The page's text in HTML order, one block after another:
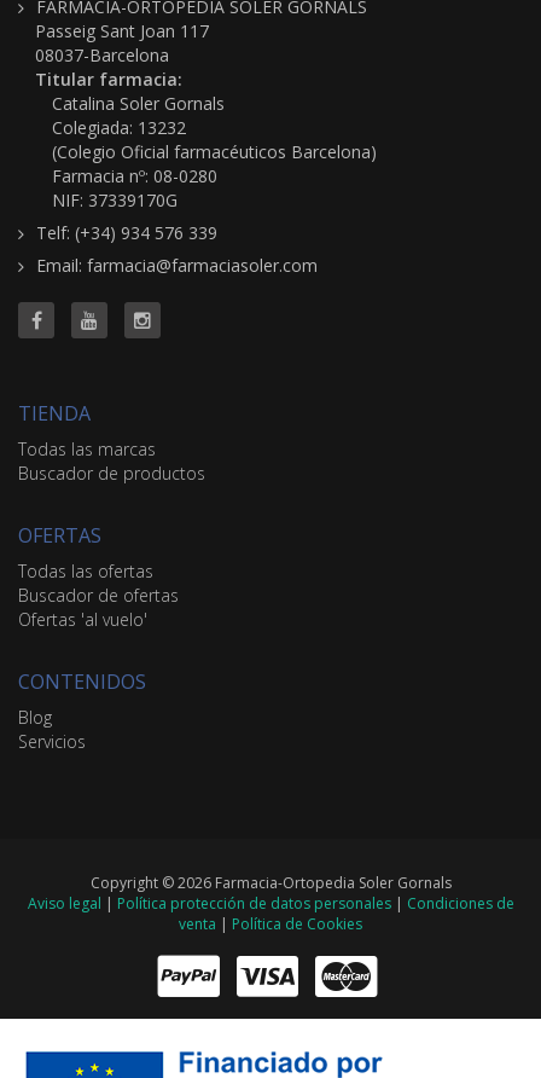
FARMACIA-ORTOPEDIA SOLER GORNALS
Passeig Sant Joan 117
08037-Barcelona
Titular farmacia:
Catalina Soler Gornals
Colegiada: 13232
(Colegio Oficial farmacéuticos Barcelona)
Farmacia nº: 08-0280
NIF: 37339170G
Telf: (+34) 934 576 339
Email: farmacia@farmaciasoler.com
TIENDA
Todas las marcas
Buscador de productos
OFERTAS
Todas las ofertas
Buscador de ofertas
Ofertas 'al vuelo'
CONTENIDOS
Blog
Servicios
Copyright © 2026 Farmacia-Ortopedia Soler Gornals
Aviso legal | Política protección de datos personales| Condiciones de
venta | Política de Cookies